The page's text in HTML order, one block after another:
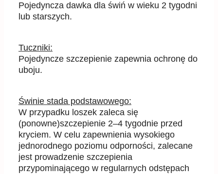
Pojedyncza dawka dla świń w wieku 2 tygodni
lub starszych.
Tuczniki:
Pojedyncze szczepienie zapewnia ochronę do
uboju.
Świnie stada podstawowego:
W przypadku loszek zaleca się
(ponowne)szczepienie 2–4 tygodnie przed
kryciem. W celu zapewnienia wysokiego
jednorodnego poziomu odporności, zalecane
jest prowadzenie szczepienia
przypominającego w regularnych odstępach